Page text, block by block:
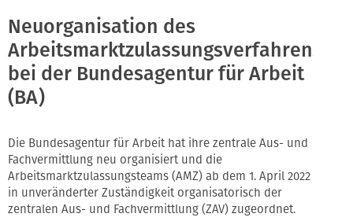
Neuorganisation des
Arbeitsmarktzulassungsverfahrens
bei der Bundesagentur für Arbeit
(BA)
Die Bundesagentur für Arbeit hat ihre zentrale Aus- und
Fachvermittlung neu organisiert und die
Arbeitsmarktzulassungsteams (AMZ) ab dem 1. April 2022
in unveränderter Zuständigkeit organisatorisch der
zentralen Aus- und Fachvermittlung (ZAV) zugeordnet.